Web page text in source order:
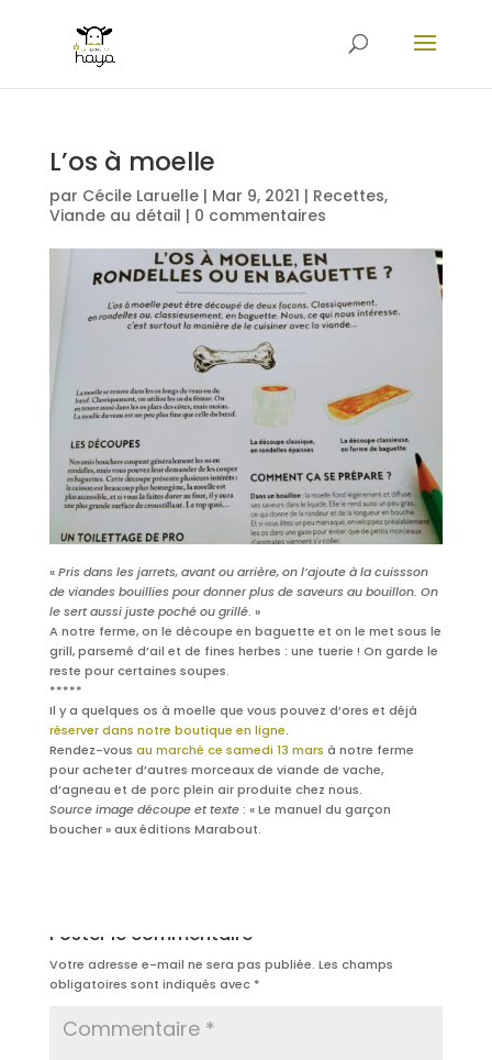
L’os à moelle
par Cécile Laruelle| Mar 9, 2021 | Recettes,
Viande au détail | 0 commentaires
«Pris dans les jarrets, avant ou arrière, on l’ajoute à la cuissson
de viandes bouillies pour donner plus de saveurs au bouillon. On
le sert aussi juste poché ou grillé. »
A notre ferme, on le découpe en baguette et on le met sous le
grill, parsemé d’ail et de fines herbes : une tuerie ! On garde le
reste pour certaines soupes.
*****
Il y a quelques os à moelle que vous pouvez d’ores et déjà
réserver dans notre boutique en ligne.
Rendez-vous au marché ce samedi 13 mars à notre ferme
pour acheter d’autres morceaux de viande de vache,
d’agneau et de porc plein air produite chez nous.
Source image découpe et texte: « Le manuel du garçon
boucher » aux éditions Marabout.
Poster le commentaire
Votre adresse e-mail ne sera pas publiée. Les champs
obligatoires sont indiqués avec *